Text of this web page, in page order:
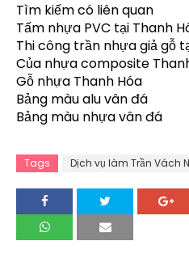
Tìm kiếm có liên quan
Tấm nhựa PVC tại Thanh
Thi công trần nhựa giả gỗ
Của nhựa composite
Gỗ nhựa Thanh Hóa
Bảng màu alu vân đá
Bảng màu nhựa vân đá
Tags Dịch vụ làm Trần Vách